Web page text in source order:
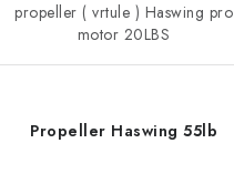
propeller ( vrtule ) Haswing pro
motor 20LBS
Propeller Haswing 55lb